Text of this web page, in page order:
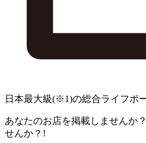
日本最大級(※1)の総合ライフポ
あなたのお店を掲載しませんか？
せんか？!